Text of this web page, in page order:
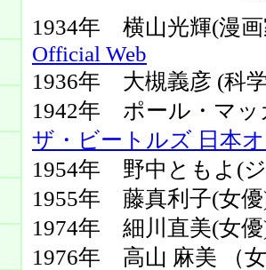
1934年 横山光輝(
Official Web
1936年 大槻義彦 (
1942年 ポール・マ
ザ・ビートルズ 日本
1954年 野中ともよ(
1955年 藤真利子(女
1974年 細川直美(女
1976年 高山 麻美 （